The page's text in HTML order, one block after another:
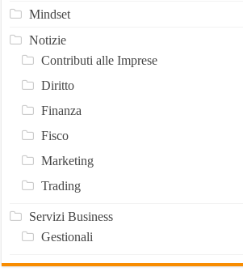
Mindset
Notizie
Contributi alle Imprese
Diritto
Finanza
Fisco
Marketing
Trading
Servizi Business
Gestionali